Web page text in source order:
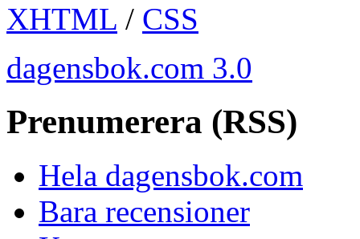
XHTML / CSS
dagensbok.com 3.0
Prenumerera (RSS)
Hela dagensbok.com
Bara recensioner